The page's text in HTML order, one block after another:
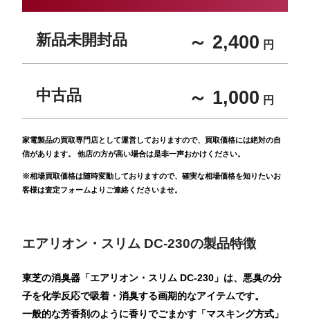
新品未開封品 ～ 2,400 円
中古品 ～ 1,000 円
家電製品の買取専門店として運営しておりますので、買取価格には絶対の自
信があります。 他店の方が高い場合は是非一声おかけください。
※相場買取価格は随時変動しておりますので、確実な相場価格を知りたいお
客様は査定フォームよりご連絡くださいませ。
エアリオン・スリム DC-230の製品特徴
東芝の消臭器「エアリオン・スリム DC-230」は、悪臭の分
子を化学反応で吸着・消臭する画期的なアイテムです。
一般的な芳香剤のように香りでごまかす「マスキング方式」